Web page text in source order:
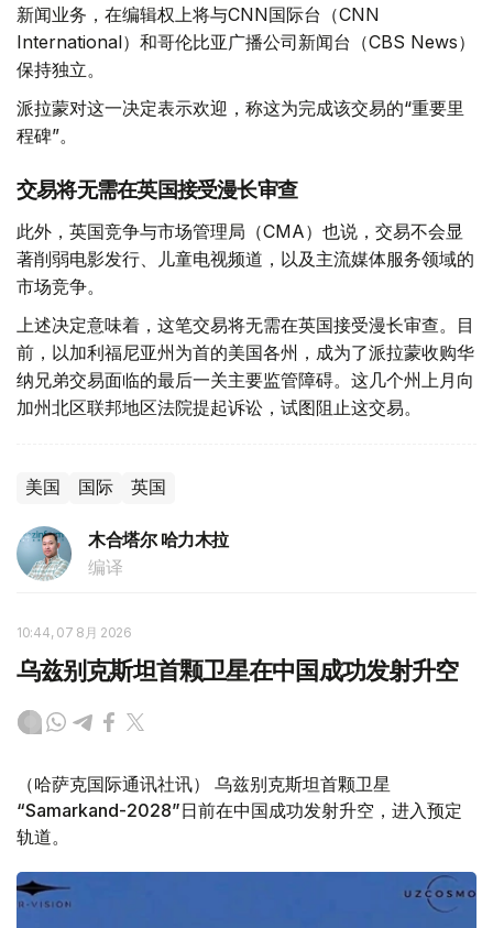
新闻业务，在编辑权上将与CNN国际台（CNN
International）和哥伦比亚广播公司新闻台（CBS News）
保持独立。
派拉蒙对这一决定表示欢迎，称这为完成该交易的“重要里
程碑”。
交易将无需在英国接受漫长审查
此外，英国竞争与市场管理局（CMA）也说，交易不会显
著削弱电影发行、儿童电视频道，以及主流媒体服务领域的
市场竞争。
上述决定意味着，这笔交易将无需在英国接受漫长审查。目
前，以加利福尼亚州为首的美国各州，成为了派拉蒙收购华
纳兄弟交易面临的最后一关主要监管障碍。这几个州上月向
加州北区联邦地区法院提起诉讼，试图阻止这交易。
美国 国际 英国
木合塔尔 哈力木拉
编译
10:44, 07 8月 2026
乌兹别克斯坦首颗卫星在中国成功发射升空
（哈萨克国际通讯社讯） 乌兹别克斯坦首颗卫星
“Samarkand-2028”日前在中国成功发射升空，进入预定
轨道。